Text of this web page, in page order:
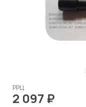
РРЦ
2 097 ₽